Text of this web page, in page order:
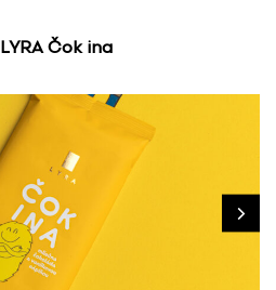
LYRA Čok ina